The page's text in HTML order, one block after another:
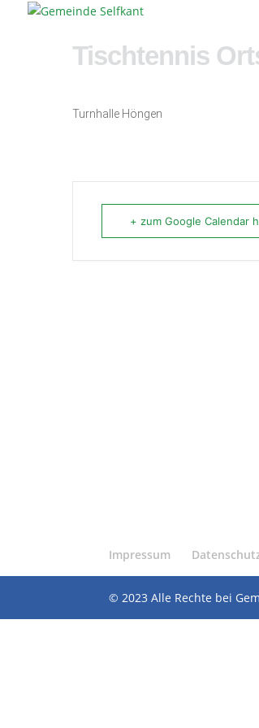
Tischtennis
Turnhalle Höngen
+ zum Google Calendar
Impressum
© 2023 Alle Rechte bei